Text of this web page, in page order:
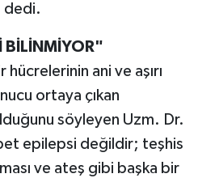
dedi.
BİLİNMİYOR"
ani ve aşırı
ortaya çıkan
söyleyen Uzm. Dr.
epilepsi değildir; teşhis
ve ateş gibi başka bir